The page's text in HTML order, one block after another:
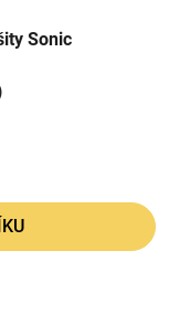
sešity Sonic